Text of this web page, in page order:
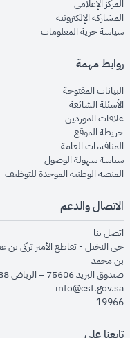
المركز الإعلاميin new window
المشاركة الإلكترونيةnew window
سياسة حرية المعلوماتwindow
روابط مهمة
البيانات المفتوحةin new window
الأسئلة الشائعةin new window
علاقات الموردينin new window
خريطة الموقعin new window
المنافسات العامةnew window
سياسة سهولة الوصولwindow
المنصة الوطنية الموحدة
الاتصال والدعم
اتصل بنا
حي النخيل - تقاطع الأمير تركي بن
بن محمد
صندوق البريد 75606 – الرياض 11588
info@cst.gov.sa
19966